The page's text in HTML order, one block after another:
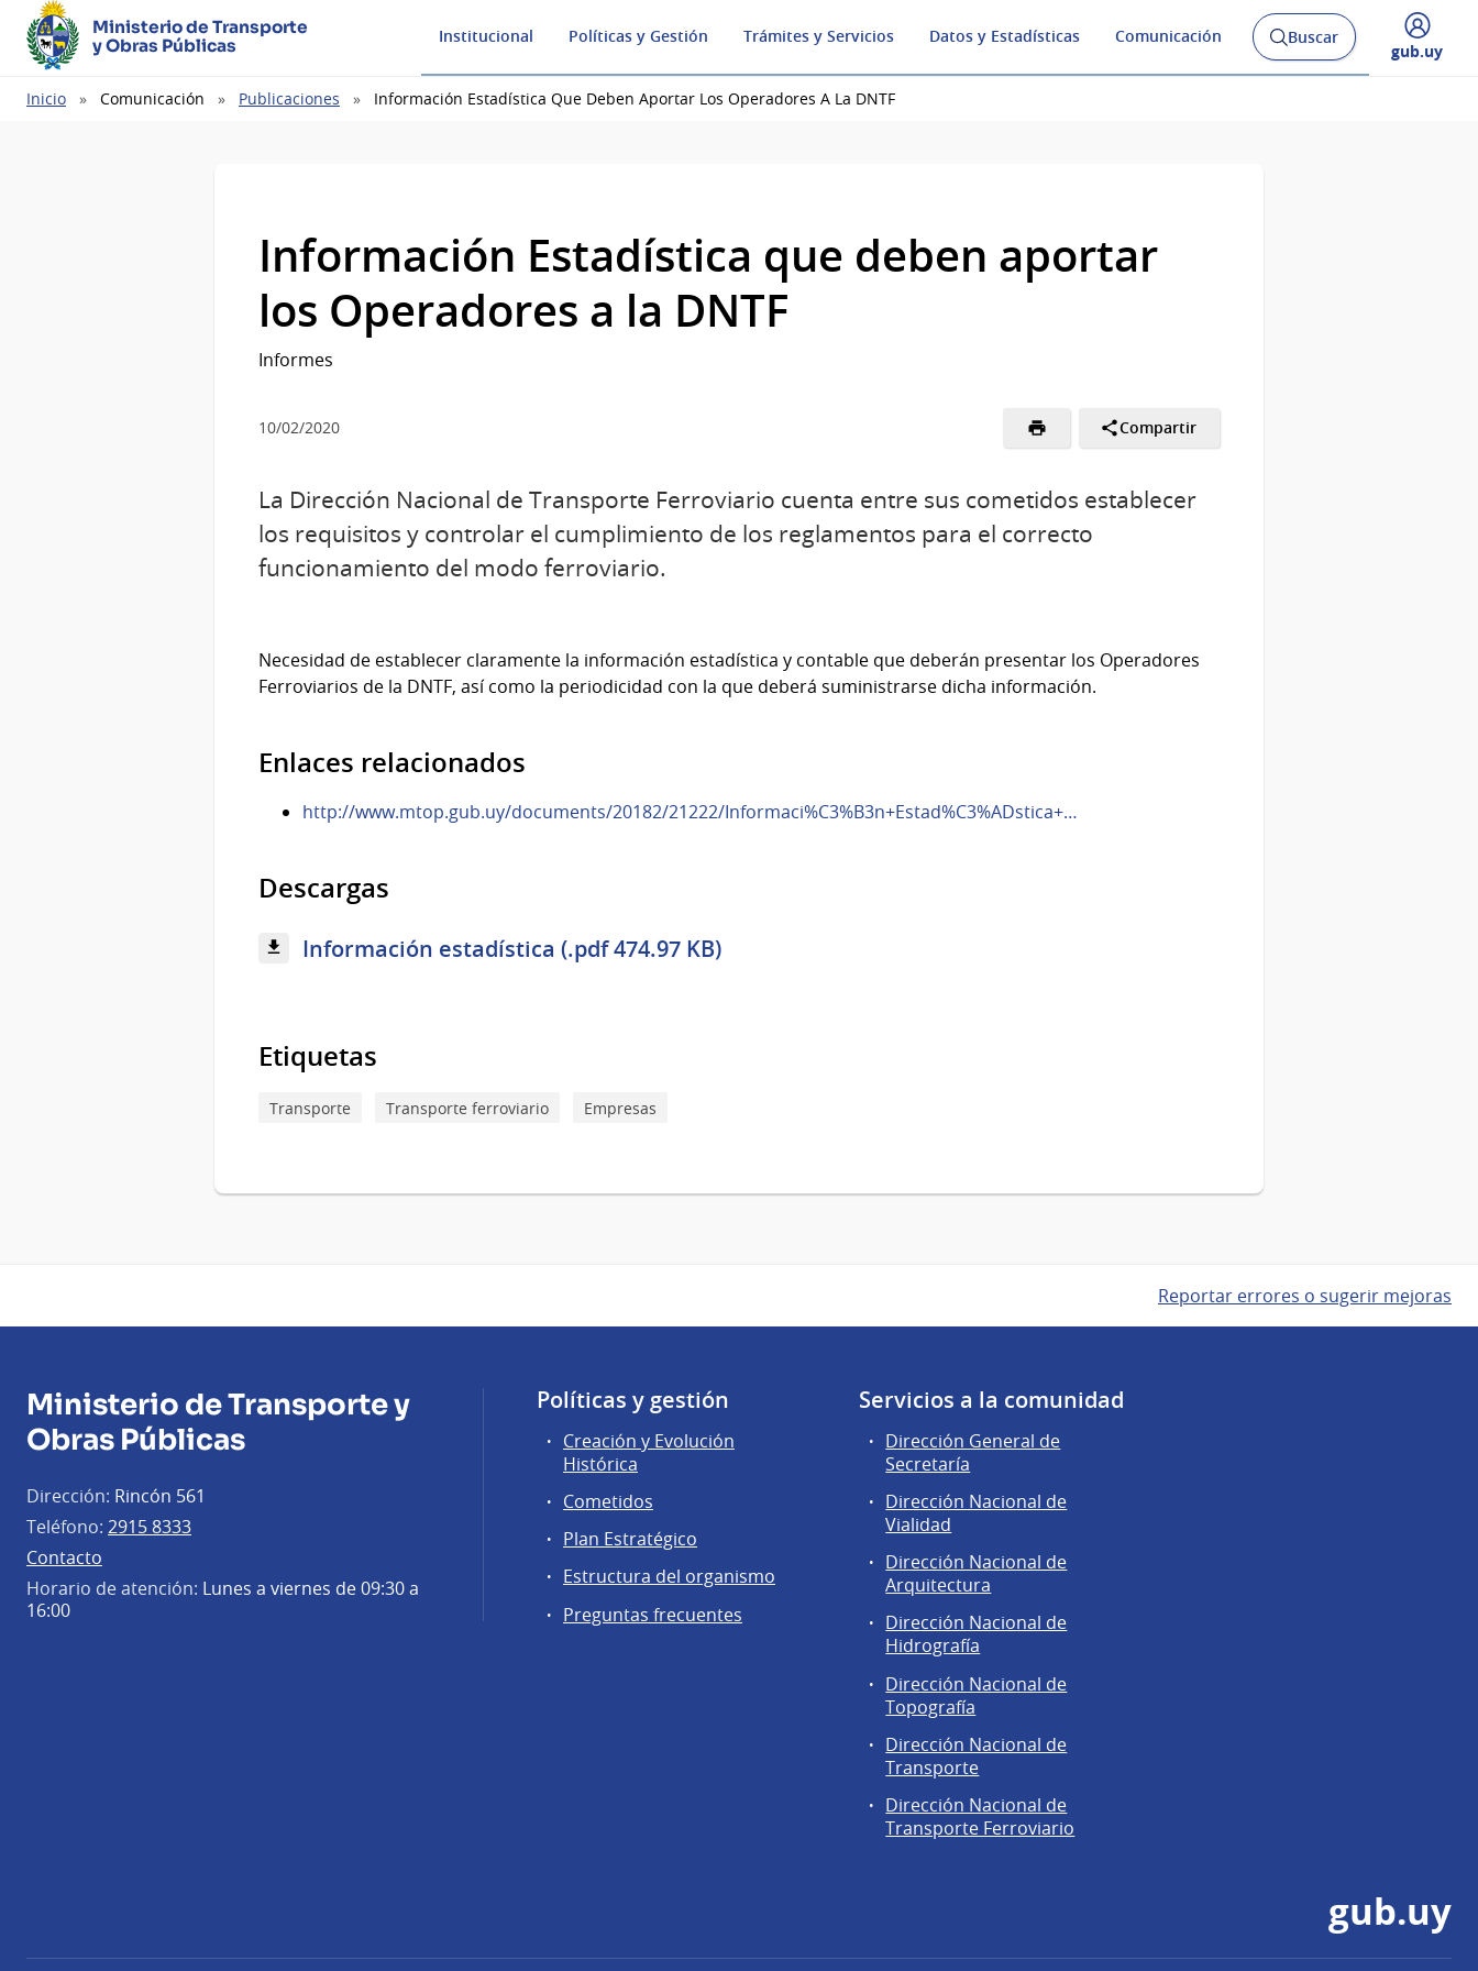
Ministerio de Transporte
y Obras Públicas
Institucional Políticas y Gestión Trámites y Servicios Datos y Estadísticas Comunicación
Abrir
buscador
Buscar
Desplegar
gub.uy
Ruta
Inicio Comunicación Publicaciones Información Estadística Que Deben Aportar Los Operadores A La DNTF
Información Estadística que deben aportar
los Operadores a la DNTF
Informes
10/02/2020 Compartir
La Dirección Nacional de Transporte Ferroviario cuenta entre sus cometidos establecer
los requisitos y controlar el cumplimiento de los reglamentos para el correcto
funcionamiento del modo ferroviario.
Necesidad de establecer claramente la información estadística y contable que deberán presentar los Operadores
Ferroviarios de la DNTF, así como la periodicidad con la que deberá suministrarse dicha información.
Enlaces relacionados
http://www.mtop.gub.uy/documents/20182/21222/Informaci%C3%B3n+Estad%C3%ADstica+…
Descargas
Información estadística (.pdf 474.97 KB)
Etiquetas
Transporte Transporte ferroviario Empresas
Reportar errores o sugerir mejoras
Ministerio de Transporte y
Obras Públicas
Dirección: Rincón 561
Teléfono: 2915 8333
Contacto
Horario de atención: Lunes a viernes de 09:30 a
16:00
Políticas y gestión
Creación y Evolución
Histórica
Cometidos
Plan Estratégico
Estructura del organismo
Preguntas frecuentes
Servicios a la comunidad
Dirección General de
Secretaría
Dirección Nacional de
Vialidad
Dirección Nacional de
Arquitectura
Dirección Nacional de
Hidrografía
Dirección Nacional de
Topografía
Dirección Nacional de
Transporte
Dirección Nacional de
Transporte Ferroviario
gub.uy